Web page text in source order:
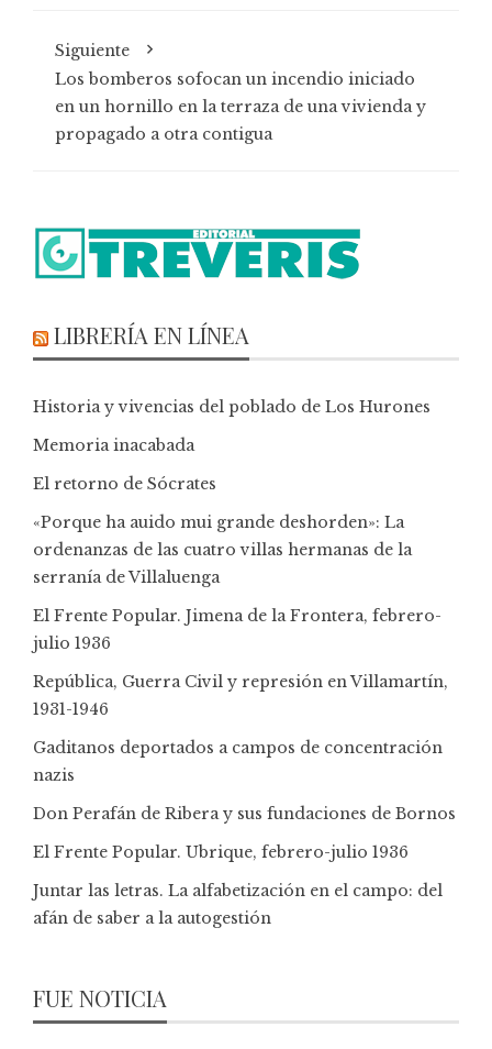
Siguiente
Los bomberos sofocan un incendio iniciado
en un hornillo en la terraza de una vivienda y
propagado a otra contigua
LIBRERÍA EN LÍNEA
Historia y vivencias del poblado de Los Hurones
Memoria inacabada
El retorno de Sócrates
«Porque ha auido mui grande deshorden»: La
ordenanzas de las cuatro villas hermanas de la
serranía de Villaluenga
El Frente Popular. Jimena de la Frontera, febrero-
julio 1936
República, Guerra Civil y represión en Villamartín,
1931-1946
Gaditanos deportados a campos de concentración
nazis
Don Perafán de Ribera y sus fundaciones de Bornos
El Frente Popular. Ubrique, febrero-julio 1936
Juntar las letras. La alfabetización en el campo: del
afán de saber a la autogestión
FUE NOTICIA